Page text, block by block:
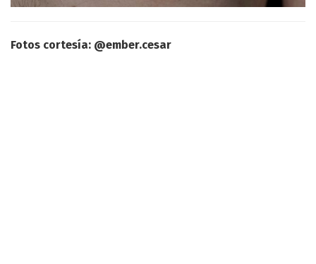
Fotos cortesía: @ember.cesar